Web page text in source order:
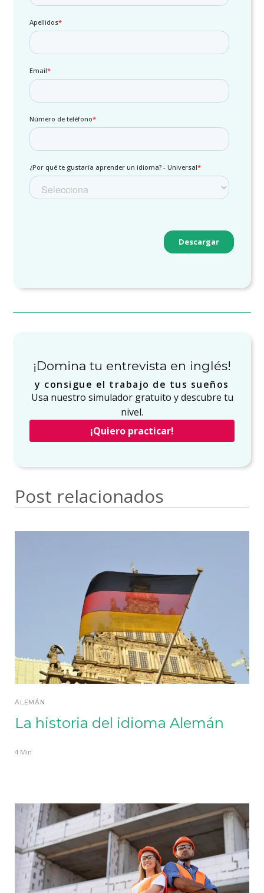
¡Domina tu entrevista en inglés!
y consigue el trabajo de tus sueños
Usa nuestro simulador gratuito y descubre tu
nivel.
¡Quiero practicar!
Post relacionados
ALEMÁN
La historia del idioma Alemán
4 Min